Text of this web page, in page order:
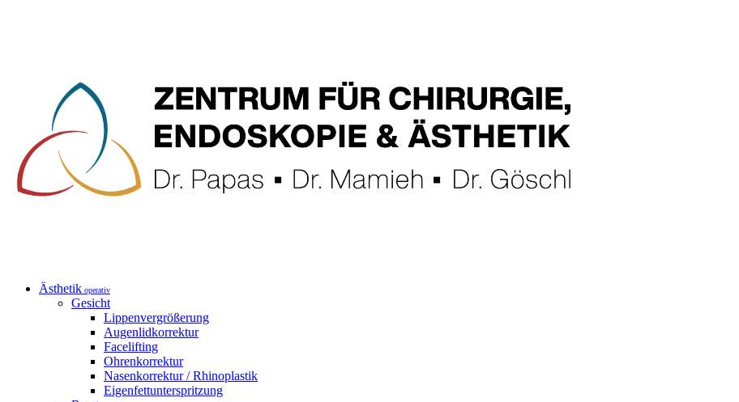
Ästhetik operativ
Gesicht
Lippenvergrößerung
Augenlidkorrektur
Facelifting
Ohrenkorrektur
Nasenkorrektur / Rhinoplastik
Eigenfettunterspritzung